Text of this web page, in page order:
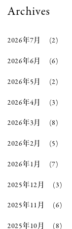
Archives
2026年7月 (2)
2026年6月 (6)
2026年5月 (2)
2026年4月 (3)
2026年3月 (8)
2026年2月 (5)
2026年1月 (7)
2025年12月 (3)
2025年11月 (6)
2025年10月 (8)